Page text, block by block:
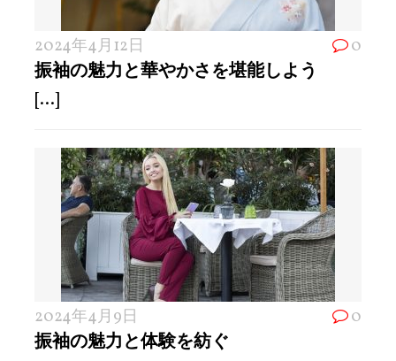
2024年4月12日 0
振袖の魅力と華やかさを堪能しよう
[...]
2024年4月9日 0
振袖の魅力と体験を紡ぐ